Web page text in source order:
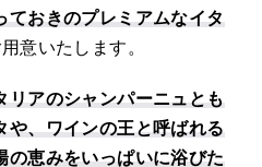
ておきのプレミアムなイタ
意いたします。
リアのシャンパーニュとも
や、ワインの王と呼ばれる
の恵みをいっぱいに浴びた